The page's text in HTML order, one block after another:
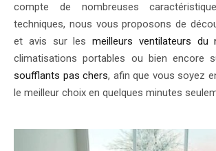
compte de nombreuses
techniques, nous vous proposons de
et avis sur lesmeilleurs ventilateurs du
climatisations portables ou bien encore
soufflants pas chers, afin que vous soyez
le meilleur choix en quelques minutes